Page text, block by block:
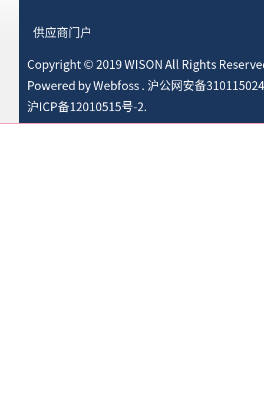
供应商门户
Copyright © 2019 WISON All Rights
Powered byWebfoss. 沪公网安备
沪ICP备12010515号-2.